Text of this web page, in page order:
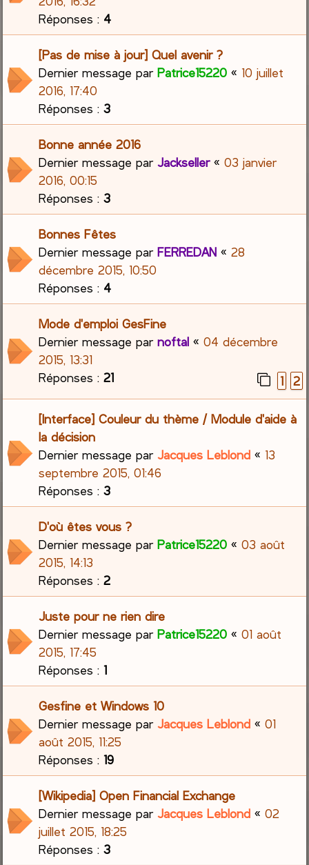
Réponses : 4
[Pas de mise à jour] Quel avenir ?
Dernier message parPatrice15220 « 10 juillet
2016, 17:40
Réponses :3
Bonne année 2016
Dernier message parJackseller«03 janvier
2016, 00:15
Réponses :3
Bonnes Fêtes
Dernier message parFERREDAN «28
décembre 2015, 10:50
Réponses : 4
Mode d'emploi GesFine
Dernier message parnoftal «04 décembre
2015, 13:31
Réponses :21 1 2
[Interface] Couleur du thème / Module d'aide à
la décision
Dernier message parJacques Leblond « 13
septembre 2015, 01:46
Réponses :3
D'où êtes vous ?
Dernier message parPatrice15220 «03 août
2015, 14:13
Réponses :2
Juste pour ne rien dire
Dernier message parPatrice15220 «01 août
2015, 17:45
Réponses :1
Gesfine et Windows 10
Dernier message parJacques Leblond «01
août 2015, 11:25
Réponses :19
[Wikipedia] Open Financial Exchange
Dernier message parJacques Leblond «02
juillet 2015, 18:25
Réponses :3